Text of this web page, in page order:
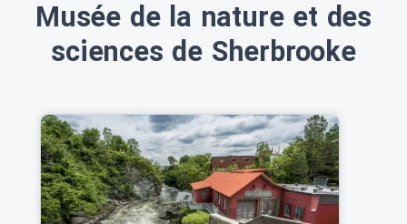
Musée de la nature et des
sciences de Sherbrooke